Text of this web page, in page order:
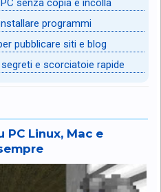
senza copia e incolla
programmi
pubblicare siti e blog
e scorciatoie rapide
PC Linux, Mac e